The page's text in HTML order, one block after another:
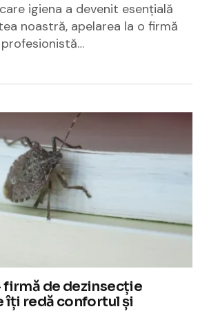
igiena a devenit esențială
noastră, apelarea la o firmă
firmă de dezinsecție
îți redă confortul și